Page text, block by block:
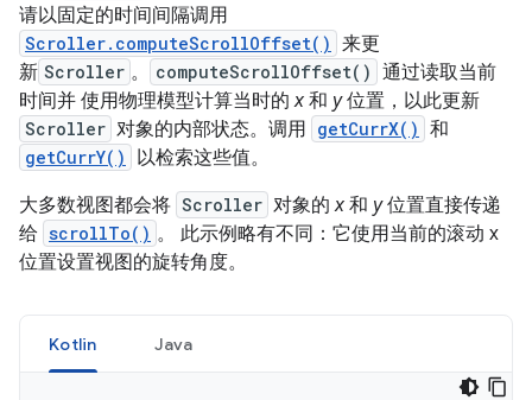
请以固定的时间间隔调用
Scroller.computeScrollOffset() 来更
新 Scroller 。 computeScrollOffset() 通过读取当前
时间并 使用物理模型计算当时的x 和 y位置，以此更新
Scroller 对象的内部状态。调用 getCurrX() 和
getCurrY()
以检索这些值。
大多数视图都会将 Scroller 对象的x 和 y位置直接传递
给 scrollTo() 。 此示例略有不同：它使用当前的滚动 x
位置设置视图的旋转角度。
Kotlin Java